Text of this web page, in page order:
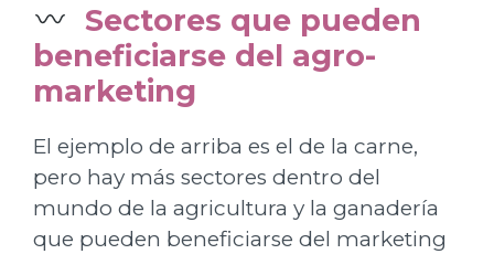
Sectores que pueden
beneficiarse del agro-
marketing
El ejemplo de arriba es el de la carne,
pero hay más sectores dentro del
mundo de la agricultura y la ganadería
que pueden beneficiarse del marketing